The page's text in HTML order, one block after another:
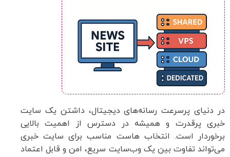
در دنیای پرسرعت رسانه‌های دیجیتال، داشتن یک سایت
خبری پرقدرت و همیشه در دسترس از اهمیت بالایی
برخوردار است. انتخاب هاست مناسب برای سایت خبری
می‌تواند تفاوت بین یک وب‌سایت سریع، امن و قابل اعتماد